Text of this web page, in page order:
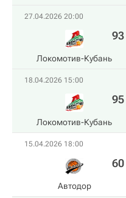
27.04.2026 20:00
Локомотив-Кубань
93
18.04.2026 15:00
Локомотив-Кубань
95
15.04.2026 18:00
Автодор
60